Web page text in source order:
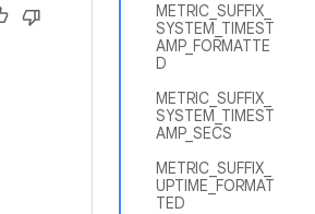
METRIC_SUFFIX_
SYSTEM_TIMEST
AMP_FORMATTE
D
METRIC_SUFFIX_
SYSTEM_TIMEST
AMP_SECS
METRIC_SUFFIX_
UPTIME_FORMAT
TED